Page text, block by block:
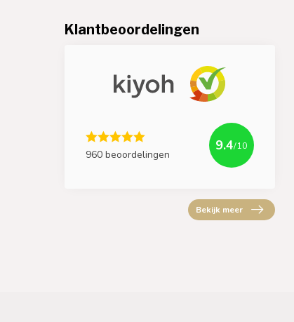
Klantbeoordelingen
960 beoordelingen
9.4/10
Bekijk meer